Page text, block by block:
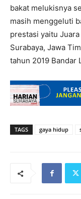
bakat melukisnya
masih menggeluti
prestasi yaitu
Surabaya, Jawa
tahun 2019 Bandar
TAGS gaya hidup